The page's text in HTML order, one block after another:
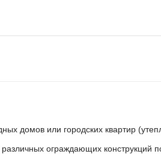
домов или городских квартир
ограждающих конструкций